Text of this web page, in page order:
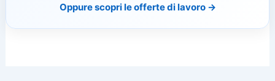
Oppure scopri le offerte di lavoro →